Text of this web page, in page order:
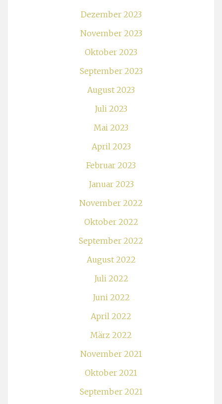
Dezember 2023
November 2023
Oktober 2023
September 2023
August 2023
Juli 2023
Mai 2023
April 2023
Februar 2023
Januar 2023
November 2022
Oktober 2022
September 2022
August 2022
Juli 2022
Juni 2022
April 2022
März 2022
November 2021
Oktober 2021
September 2021